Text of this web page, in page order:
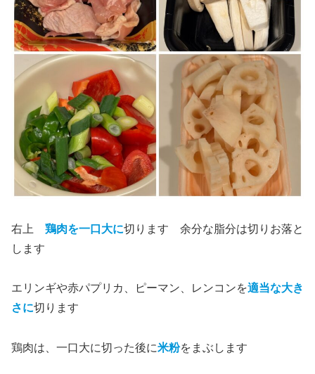
右上 鶏肉を一口大に切ります 余分な脂分は切りお落と
します
エリンギや赤パプリカ、ピーマン、レンコンを適当な大き
さに切ります
鶏肉は、一口大に切った後に米粉をまぶします